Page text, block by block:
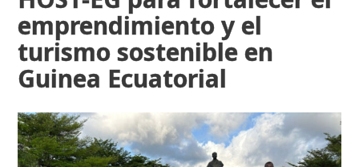
emprendimiento y el
turismo sostenible en
Guinea Ecuatorial